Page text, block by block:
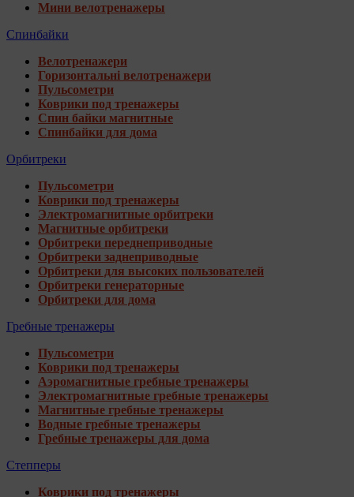
Мини велотренажеры
Спинбайки
Велотренажери
Горизонтальні велотренажери
Пульсометри
Коврики под тренажеры
Спин байки магнитные
Спинбайки для дома
Орбитреки
Пульсометри
Коврики под тренажеры
Электромагнитные орбитреки
Магнитные орбитреки
Орбитреки переднеприводные
Орбитреки заднеприводные
Орбитреки для высоких пользователей
Орбитреки генераторные
Орбитреки для дома
Гребные тренажеры
Пульсометри
Коврики под тренажеры
Аэромагнитные гребные тренажеры
Электромагнитные гребные тренажеры
Магнитные гребные тренажеры
Водные гребные тренажеры
Гребные тренажеры для дома
Степперы
Коврики под тренажеры